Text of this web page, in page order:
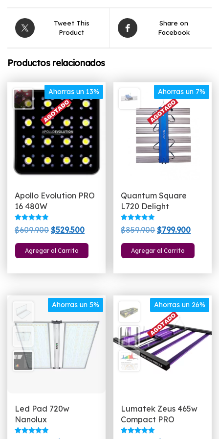
Tweet This
Product
Share on
Facebook
Productos relacionados
Ahorras un 13%
Apollo Evolution PRO
16 480W
Valorado
con
de 5
$609.900 El
precio
original
$529.500El
precio
actual
Agregar al Carrito
Ahorras un 7%
Quantum Square
L720 Delight
Valorado
con
de 5
$859.900El
precio
original
$799.900El
precio
actual
Agregar al Carrito
Ahorras un 5%
Led Pad 720w
Nanolux
Ahorras un 26%
Lumatek Zeus 465w
Compact PRO